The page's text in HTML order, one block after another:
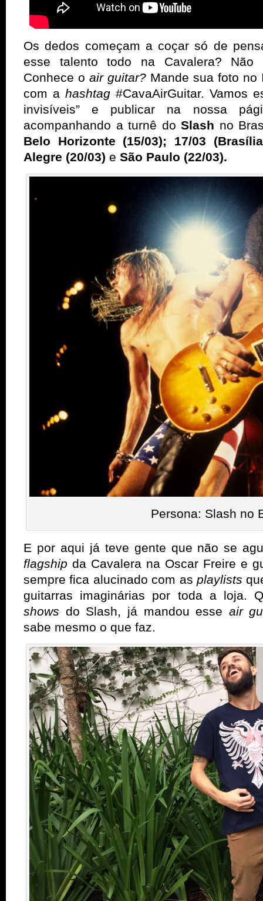
Os dedos começam a coçar só de
esse talento todo na Cavalera? Não
Conhece o air guitar? Mande sua foto no
com a hashtag #CavaAirGuitar. Vamos
invisíveis” e publicar na nossa
acompanhando a turnê do Slash no
Belo Horizonte (15/03); 17/03
Alegre (20/03) e São Paulo (22/03).
Persona: Slash no
E por aqui já teve gente que não se
flagship da Cavalera na Oscar Freire e
sempre fica alucinado com as playlists
guitarras imaginárias por toda a loja.
shows do Slash, já mandou esse air
sabe mesmo o que faz.